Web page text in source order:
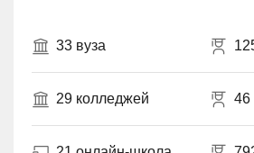
33 вуза
29 колледжей 46